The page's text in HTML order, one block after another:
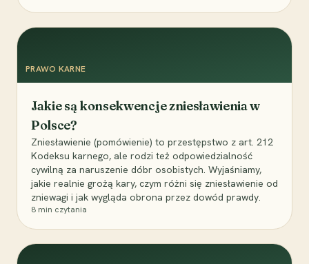
PRAWO KARNE
Jakie są konsekwencje zniesławienia w
Polsce?
Zniesławienie (pomówienie) to przestępstwo z art. 212
Kodeksu karnego, ale rodzi też odpowiedzialność
cywilną za naruszenie dóbr osobistych. Wyjaśniamy,
jakie realnie grożą kary, czym różni się zniesławienie od
zniewagi i jak wygląda obrona przez dowód prawdy.
8 min czytania